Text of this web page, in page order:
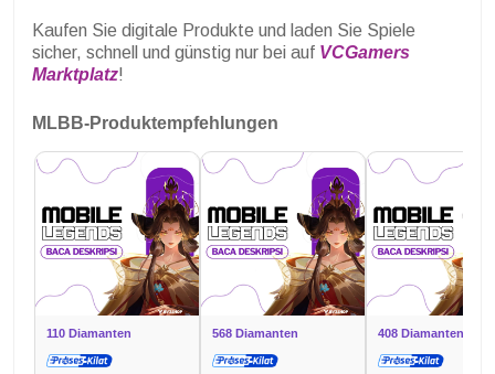
Kaufen Sie digitale Produkte und laden Sie Spiele
sicher, schnell und günstig nur bei auf VCGamers
Marktplatz!
MLBB-Produktempfehlungen
110 Diamanten 568 Diamanten 408 Diamanten